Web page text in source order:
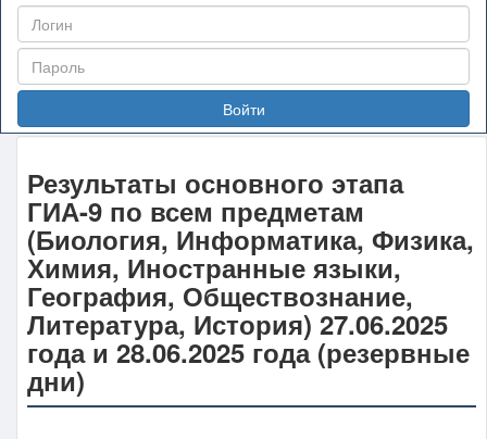
Войти
Результаты основного этапа
ГИА-9 по всем предметам
(Биология, Информатика, Физика,
Химия, Иностранные языки,
География, Обществознание,
Литература, История) 27.06.2025
года и 28.06.2025 года (резервные
дни)